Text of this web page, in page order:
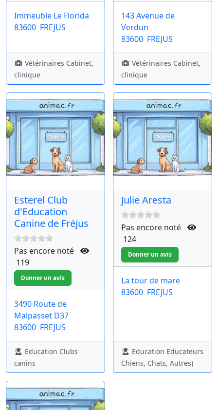
Immeuble Le Florida
83600 FREJUS
Vétérinaires Cabinet,
clinique
143 Avenue de
Verdun
83600 FREJUS
Vétérinaires Cabinet,
clinique
Esterel Club
d'Education
Canine de Fréjus
Pas encore noté
119
3490 Route de
Malpasset D37
83600 FREJUS
Education Clubs
canins
Julie Aresta
Pas encore noté
124
La tour de mare
83600 FREJUS
Education Educateurs
Chiens, Chats, Autres)